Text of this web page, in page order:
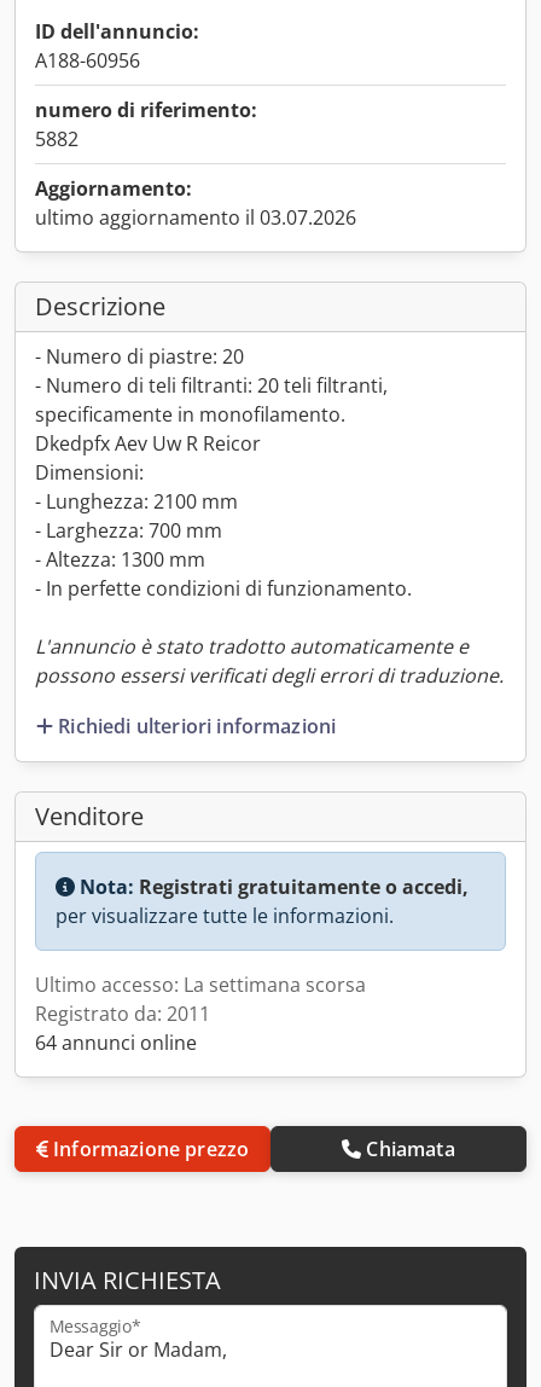
ID dell'annuncio:
A188-60956
numero di riferimento:
5882
Aggiornamento:
ultimo aggiornamento il 03.07.2026
Descrizione
- Numero di piastre: 20
- Numero di teli filtranti: 20 teli filtranti,
specificamente in monofilamento.
Dkedpfx Aev Uw R Reicor
Dimensioni:
- Lunghezza: 2100 mm
- Larghezza: 700 mm
- Altezza: 1300 mm
- In perfette condizioni di funzionamento.
L'annuncio è stato tradotto automaticamente e
possono essersi verificati degli errori di traduzione.
Richiedi ulteriori informazioni
Venditore
Nota: Registrati gratuitamente o accedi,
per visualizzare tutte le informazioni.
Ultimo accesso: La settimana scorsa
Registrato da: 2011
64 annunci online
Informazione prezzo Chiamata
INVIA RICHIESTA
Messaggio*